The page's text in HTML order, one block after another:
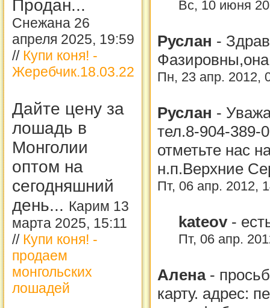
Продан...
Снежана 26
апреля 2025, 19:59
// Купи коня! -
Жеребчик.18.03.22
Дайте цену за
лошадь в
Монголии
оптом на
сегодняшний
день... Карим 13
марта 2025, 15:11
// Купи коня! -
продаем
монгольских
лошадей
Вс, 10 июня
Руслан -
Фазировны,она
Пн, 23 апр. 2012,
Руслан -
тел.8-904-389-
отметьте нас
н.п.Верхние
Пт, 06 апр. 2012,
kateov -
Пт, 06 апр.
Алена -
карту. адрес: